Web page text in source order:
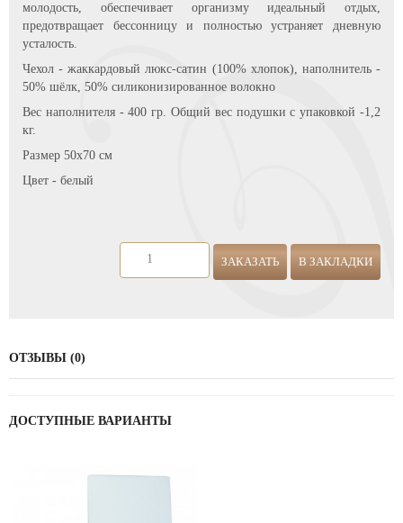
молодость, обеспечивает организму идеальный отдых,
предотвращает бессонницу и полностью устраняет дневную
усталость.
Чехол - жаккардовый люкс-сатин (100% хлопок), наполнитель -
50% шёлк, 50% силиконизированное волокно
Вес наполнителя - 400 гр. Общий вес подушки с упаковкой -1,2
кг.
Размер 50х70 см
Цвет - белый
ЗАКАЗАТЬ В ЗАКЛАДКИ
ОТЗЫВЫ (0)
ДОСТУПНЫЕ ВАРИАНТЫ